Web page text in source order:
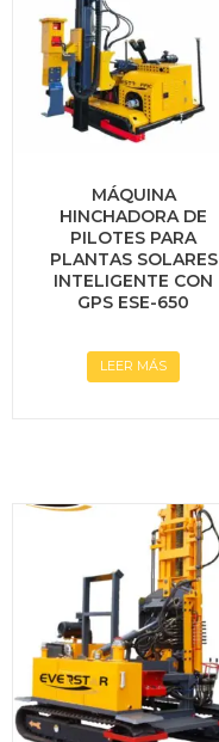
MÁQUINA
HINCHADORA DE
PILOTES PARA
PLANTAS SOLARES
INTELIGENTE CON
GPS ESE-650
LEER MÁS